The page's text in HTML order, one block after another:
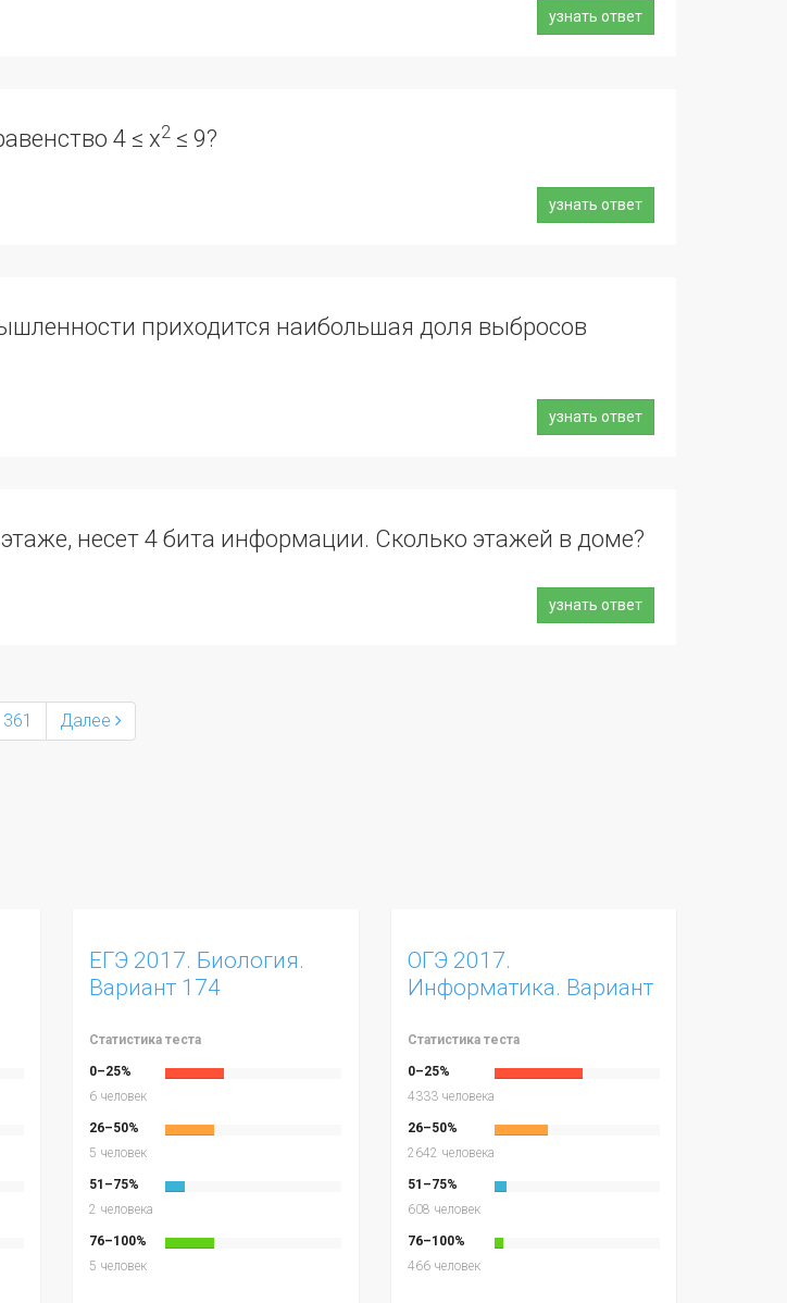
узнать ответ
4 ≤ х2 ≤ 9?
узнать ответ
приходится наибольшая доля выбросов
узнать ответ
несет 4 бита информации. Сколько этажей в доме?
узнать ответ
361 Далее
ЕГЭ 2017. Биология.
Вариант 174
Статистика теста
0–25%
6 человек
26–50%
5 человек
51–75%
2 человека
76–100%
5 человек
ОГЭ 2017.
Информатика. Вариант
Статистика теста
0–25%
4333 человека
26–50%
2642 человека
51–75%
608 человек
76–100%
466 человек